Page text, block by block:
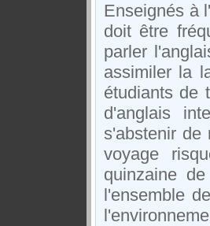
Enseignés à
doit être
parler
assimiler la
étudiants de
d'anglais
s'abstenir de
voyage
quinzaine
l'ensemble